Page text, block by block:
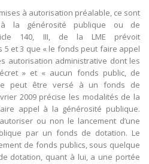
à autorisation préalable, ce sont
la générosité publique ou de
140, III, de la LME prévoit
5 et 3 que « le fonds peut faire appel
autorisation administrative dont les
» et « aucun fonds public, de
peut être versé à un fonds de
2009 précise les modalités de la
appel à la générosité publique.
ou non le lancement d’une
par un fonds de dotation. Le
de fonds publics, sous quelque
dotation, quant à lui, a une portée